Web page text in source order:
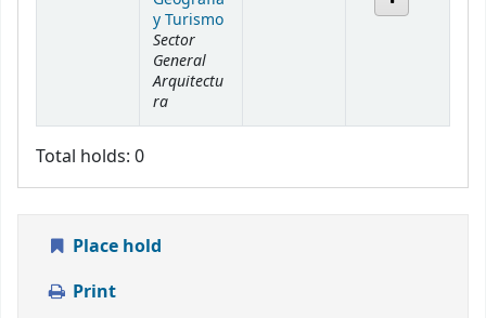
y Turismo
Sector
General
Arquitectu
ra
Total holds: 0
Place hold
Print